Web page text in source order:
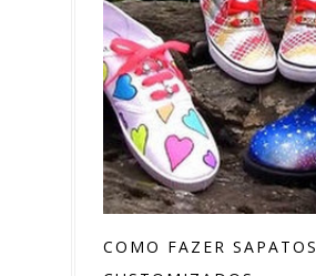
COMO FAZER SAPATOS